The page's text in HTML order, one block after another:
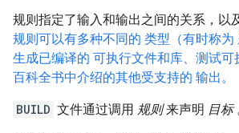
规则指定了输入和输出之间的关系，以
规则可以有多种不同的 类型（有时称为
生成已编译的 可执行文件和库、测试可
百科全书中介绍的其他受支持的 输出。
BUILD 文件通过调用 规则来声明 目标